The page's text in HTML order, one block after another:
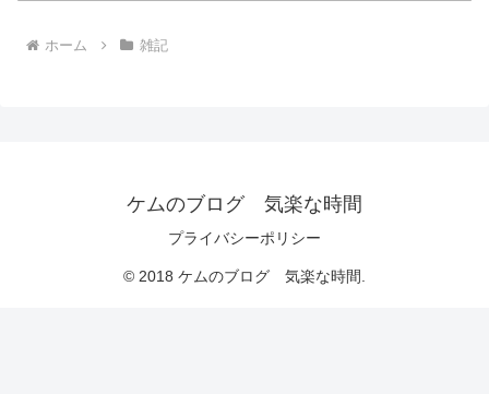
ホーム 雑記
ケムのブログ 気楽な時間
プライバシーポリシー
© 2018 ケムのブログ 気楽な時間.